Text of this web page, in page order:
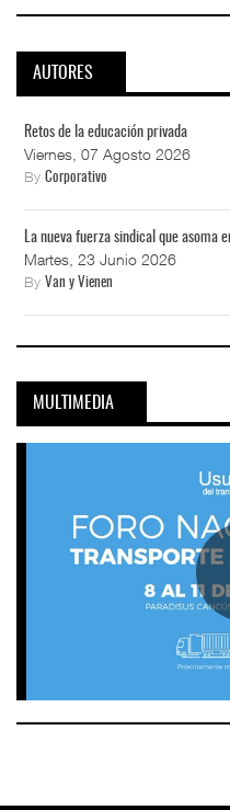
AUTORES
Retos de la educación privada
Viernes, 07 Agosto 2026
By Corporativo
La nueva fuerza sindical que asoma
Martes, 23 Junio 2026
By Van y Vienen
MULTIMEDIA